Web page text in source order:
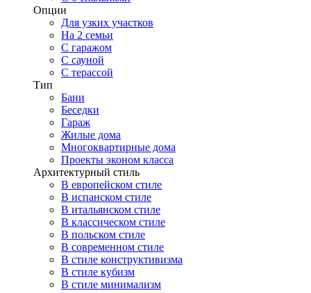
Опции
Для узких участков
На 2 семьи
С гаражом
С сауной
С терассой
Тип
Бани
Беседки
Гараж
Жилые дома
Многоквартирные дома
Проекты эконом класса
Архитектурный стиль
В европейском стиле
В испанском стиле
В итальянском стиле
В классическом стиле
В польском стиле
В современном стиле
В стиле конструктивизма
В стиле кубизм
В стиле минимализм